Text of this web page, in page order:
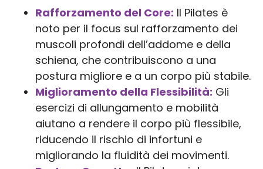
Rafforzamento del Core: Il Pilates è
noto per il focus sul rafforzamento dei
muscoli profondi dell’addome e della
schiena, che contribuiscono a una
postura migliore e a un corpo più stabile.
Miglioramento della Flessibilità: Gli
esercizi di allungamento e mobilità
aiutano a rendere il corpo più flessibile,
riducendo il rischio di infortuni e
migliorando la fluidità dei movimenti.